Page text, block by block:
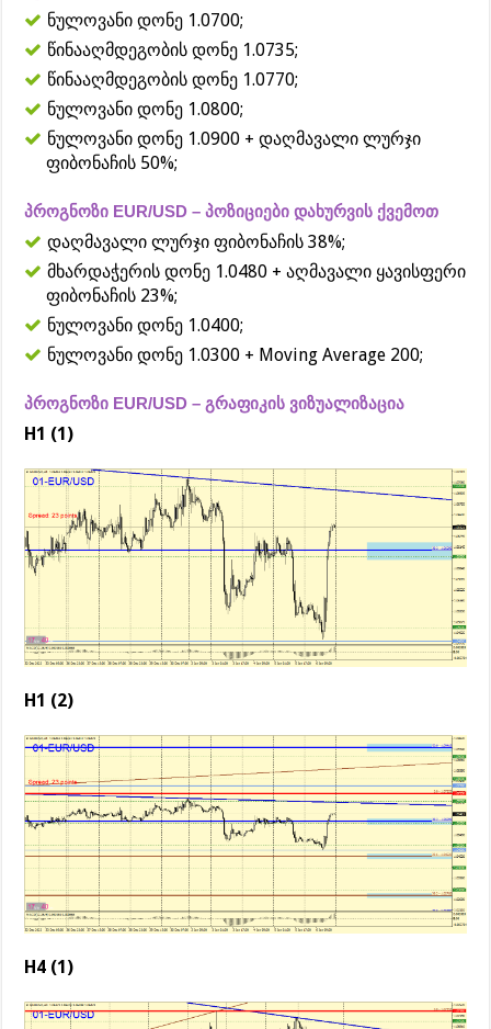
ნულოვანი დონე 1.0700;
წინააღმდეგობის დონე 1.0735;
წინააღმდეგობის დონე 1.0770;
ნულოვანი დონე 1.0800;
ნულოვანი დონე 1.0900 + დაღმავალი ლურჯი
ფიბონაჩის 50%;
პროგნოზი EUR/USD – პოზიციები დახურვის ქვემოთ
დაღმავალი ლურჯი ფიბონაჩის 38%;
მხარდაჭერის დონე 1.0480 + აღმავალი ყავისფერი
ფიბონაჩის 23%;
ნულოვანი დონე 1.0400;
ნულოვანი დონე 1.0300 + Moving Average 200;
პროგნოზი EUR/USD – გრაფიკის ვიზუალიზაცია
H1 (1)
H1 (2)
H4 (1)